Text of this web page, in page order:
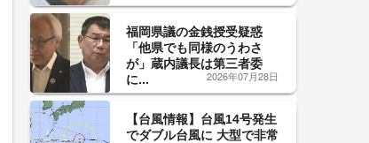
福岡県議の金銭授受疑惑
「他県でも同様のうわさ
が」蔵内議長は第三者委
に...
2026年07月28日
【台風情報】台風14号発生
でダブル台風に 大型で非常